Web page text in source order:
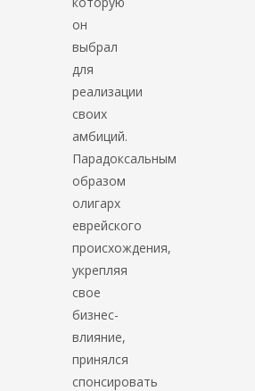
он
выбрал
для
реализации
своих
амбиций.
Парадоксальным
образом
олигарх
еврейского
происхождения,
укрепляя
свое
бизнес-
влияние,
принялся
спонсировать